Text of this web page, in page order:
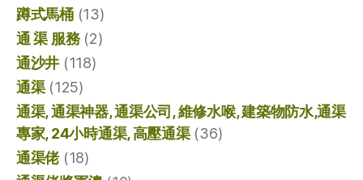
蹲式馬桶(13)
通 渠 服務(2)
通沙井 (118)
通渠(125)
通渠, 通渠神器, 通渠公司, 維修水喉, 建築物防水,通渠
專家, 24小時通渠, 高壓通渠(36)
通渠佬(18)